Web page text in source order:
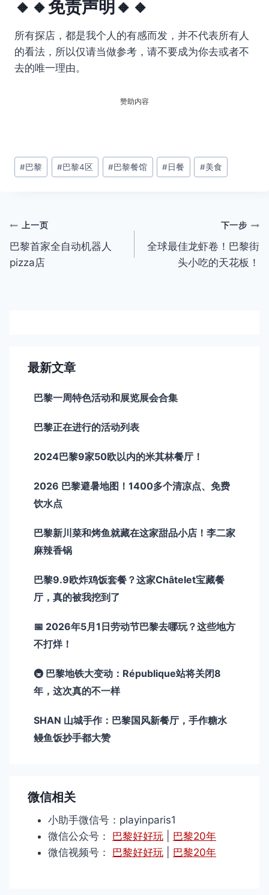
🔸🔸免责声明🔸🔸
所有探店，都是我个人的有感而发，并不代表所有人
的看法，所以仅请当做参考，请不要成为你去或者不
去的唯一理由。
赞助内容
文
章
#巴黎 #巴黎4区 #巴黎餐馆 #日餐 #美食
文
章
上一页
巴黎首家全自动机器人
pizza店
下一步
全球最佳龙虾卷！巴黎街
头小吃的天花板！
最新文章
巴黎一周特色活动和展览展会合集
巴黎正在进行的活动列表
2024巴黎9家50欧以内的米其林餐厅！
2026 巴黎避暑地图！1400多个清凉点、免费
饮水点
巴黎新川菜和烤鱼就藏在这家甜品小店！李二家
麻辣香锅
巴黎9.9欧炸鸡饭套餐？这家Châtelet宝藏餐
厅，真的被我挖到了
📅 2026年5月1日劳动节巴黎去哪玩？这些地方
不打烊！
🚇 巴黎地铁大变动：République站将关闭8
年，这次真的不一样
SHAN 山城手作：巴黎国风新餐厅，手作糖水
鳗鱼饭抄手都大赞
微信相关
小助手微信号：playinparis1
微信公众号： 巴黎好好玩
巴黎20年
微信视频号： 巴黎好好玩 巴黎20年